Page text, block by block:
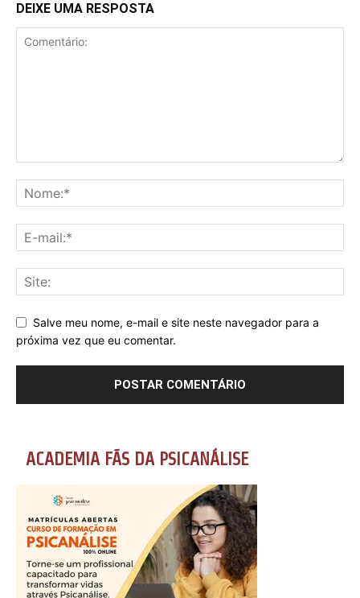
DEIXE UMA RESPOSTA
Salve meu nome, e-mail e site neste navegador para a
próxima vez que eu comentar.
ACADEMIA FÃS DA PSICANÁLISE